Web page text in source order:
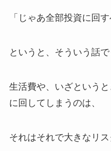
「じゃあ全部投資に回す
というと、そういう話で
生活費や、いざという
に回してしまうのは、
それはそれで大きなリス